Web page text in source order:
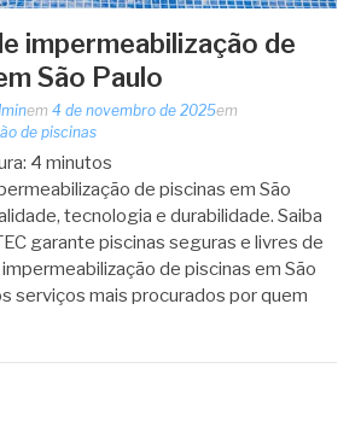
impermeabilização de
São Paulo
em 4 de novembro de 2025em
de piscinas
4 minutos
de piscinas em São
tecnologia e durabilidade. Saiba
garante piscinas seguras e livres de
de piscinas em São
serviços mais procurados por quem